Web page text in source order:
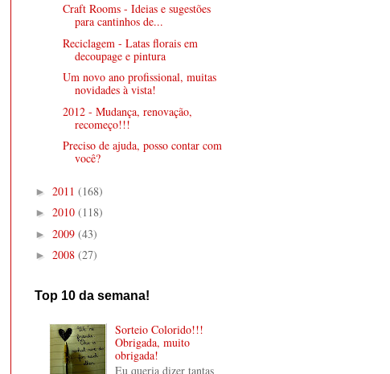
Craft Rooms - Ideias e sugestões
para cantinhos de...
Reciclagem - Latas florais em
decoupage e pintura
Um novo ano profissional, muitas
novidades à vista!
2012 - Mudança, renovação,
recomeço!!!
Preciso de ajuda, posso contar com
você?
► 2011 (168)
► 2010 (118)
► 2009 (43)
► 2008 (27)
Top 10 da semana!
Sorteio Colorido!!!
Obrigada, muito
obrigada!
Eu queria dizer tantas